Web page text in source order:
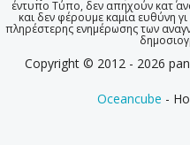
έντυπο Τύπο, δεν απηχούν κατ΄
και δεν φέρουμε καμία ευθύνη
πληρέστερης ενημέρωσης των
Copyright © 2012 - 2026
Oceancube -